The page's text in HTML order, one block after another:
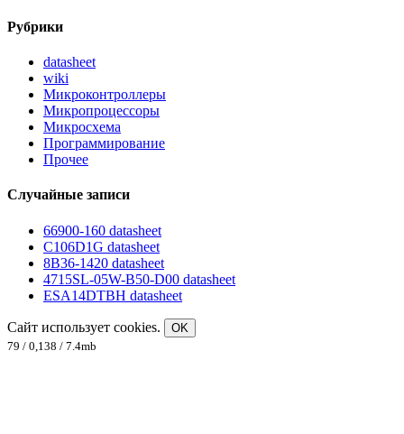
Рубрики
datasheet
wiki
Микроконтроллеры
Микропроцессоры
Микросхема
Программирование
Прочее
Случайные записи
66900-160 datasheet
C106D1G datasheet
8B36-1420 datasheet
4715SL-05W-B50-D00 datasheet
ESA14DTBH datasheet
Сайт использует cookies.
OK
79 / 0,138 / 7.4mb